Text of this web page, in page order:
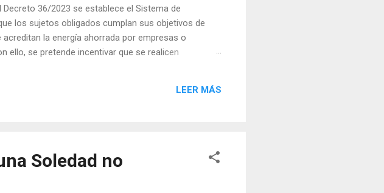
36/2023 se establece el Sistema de
los sujetos obligados cumplan sus objetivos de
la energía ahorrada por empresas o
ello, se pretende incentivar que se realicen
obligaciones de eficiencia energética, en virtud del
y electricidad, a los operadores de productos
LEER MÁS
Soledad no